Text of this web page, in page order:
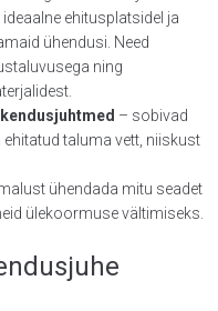
ideaalne ehitusplatsidel ja
ühendusi. Need
ning
– sobivad
taluma vett, niiskust
ühendada mitu seadet
ülekoormuse vältimiseks.